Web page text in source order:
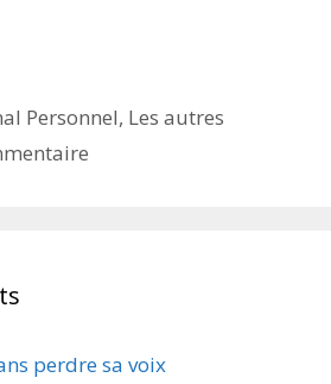
Personnel, Les autres
perdre sa voix